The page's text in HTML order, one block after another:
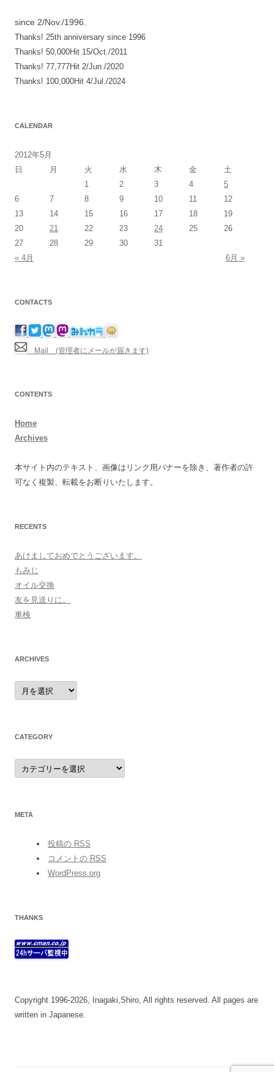
ン
since 2/Nov./1996.
Thanks! 25th anniversary since 1996
Thanks! 50,000Hit 15/Oct./2011
Thanks! 77,777Hit 2/Jun./2020
Thanks! 100,000Hit 4/Jul./2024
CALENDAR
2012年5月
日
月 火 水 木 金
土
1
2 3 4
5
6
7 8 9 10 11
12
13
14 15 16 17 18
19
20
21 22 23 24 25
26
27
28 29 30
31
« 4月
6月 »
CONTACTS
Mail (管理者にメールが届きます)
CONTENTS
Home
Archives
本サイト内のテキスト、画像はリンク用バナーを除き、著作者の許
可なく複製、転載をお断りいたします。
RECENTS
あけましておめでとうございます。
もみじ
オイル交換
友を見送りに。
車検
ARCHIVES
archives
CATEGORY
category
META
投稿の RSS
コメントの RSS
WordPress.org
THANKS
Copyright 1996-2026, Inagaki,Shiro, All rights reserved. All pages are
written in Japanese.